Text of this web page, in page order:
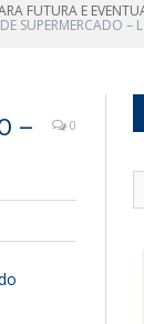
FUTURA E
SUPERMERCADO
–
0